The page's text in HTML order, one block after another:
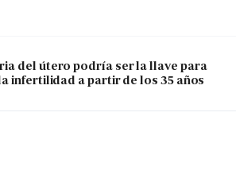
del útero podría ser la llave para
infertilidad a partir de los 35 años